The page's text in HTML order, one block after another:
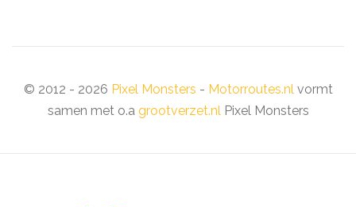
© 2012 - 2026 Pixel Monsters - Motorroutes.nlvormt
samen met o.a grootverzet.nlPixel Monsters